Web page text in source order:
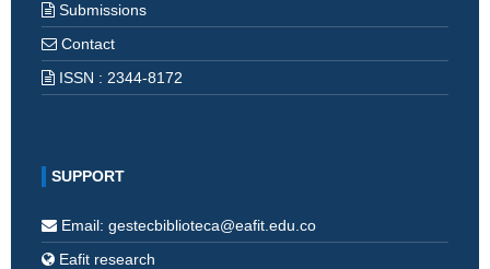
Submissions
Contact
ISSN : 2344-8172
SUPPORT
Email: gestecbiblioteca@eafit.edu.co
Eafit research